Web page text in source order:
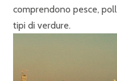
comprendono pesce,
tipi di verdure.